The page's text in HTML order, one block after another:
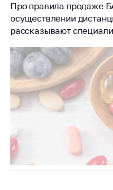
Про правила продаже
осуществлении
рассказывают